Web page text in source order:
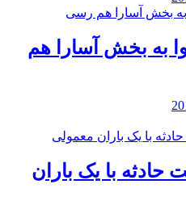
به بخش آسارا هم
حادثه با یک باران